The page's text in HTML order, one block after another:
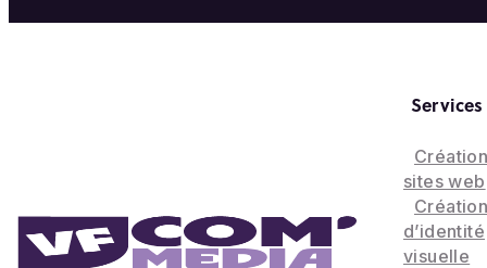
Services
sites web
d’identité
visuelle